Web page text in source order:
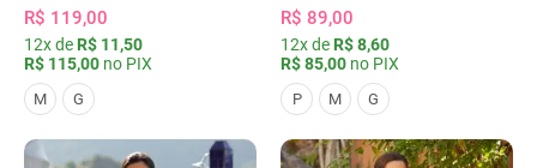
R$ 119,00
12x de R$ 11,50
R$ 115,00 no PIX
M G
R$ 89,00
12x de R$ 8,60
R$ 85,00 no PIX
P M G